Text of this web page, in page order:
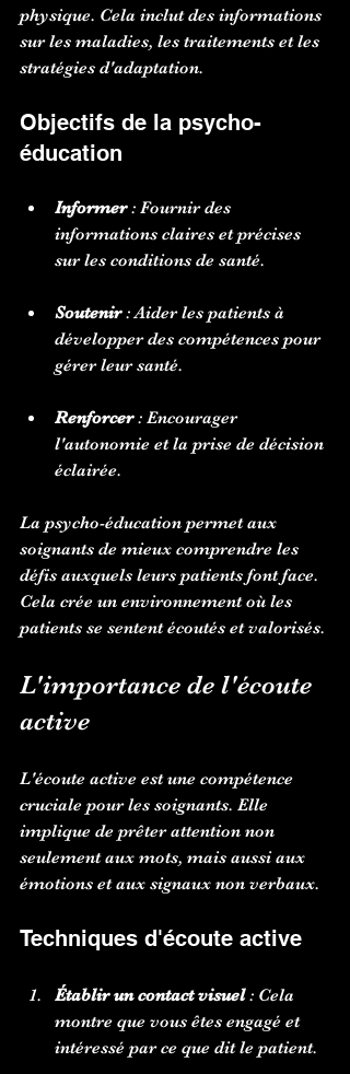
physique. Cela inclut des informations
sur les maladies, les traitements et les
stratégies d'adaptation.
Objectifs de la psycho-
éducation
Informer : Fournir des
informations claires et précises
sur les conditions de santé.
Soutenir : Aider les patients à
développer des compétences pour
gérer leur santé.
Renforcer : Encourager
l'autonomie et la prise de décision
éclairée.
La psycho-éducation permet aux
soignants de mieux comprendre les
défis auxquels leurs patients font face.
Cela crée un environnement où les
patients se sentent écoutés et valorisés.
L'importance de l'écoute
active
L'écoute active est une compétence
cruciale pour les soignants. Elle
implique de prêter attention non
seulement aux mots, mais aussi aux
émotions et aux signaux non verbaux.
Techniques d'écoute active
Établir un contact visuel : Cela
montre que vous êtes engagé et
intéressé par ce que dit le patient.